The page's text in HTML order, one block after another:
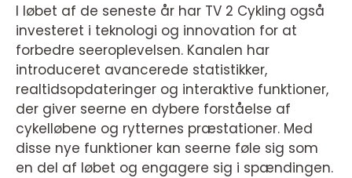
I løbet af de seneste år har TV 2 Cykling også
investeret i teknologi og innovation for at
forbedre seeroplevelsen. Kanalen har
introduceret avancerede statistikker,
realtidsopdateringer og interaktive funktioner,
der giver seerne en dybere forståelse af
cykelløbene og rytternes præstationer. Med
disse nye funktioner kan seerne føle sig som
en del af løbet og engagere sig i spændingen.